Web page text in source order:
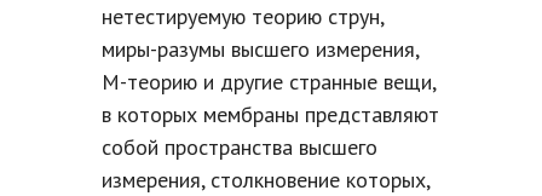
нетестируемую теорию струн,
миры-разумы высшего измерения,
М-теорию и другие странные вещи,
в которых мембраны представляют
собой пространства высшего
измерения, столкновение которых,